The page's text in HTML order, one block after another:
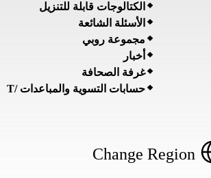
الكتالوجات قابلة للتنزيل
الأسئلة الشائعة
مجموعة روبي
أخبار
غرفة الصحافة
حسابات التسوية والمباعدات /T
Change Region